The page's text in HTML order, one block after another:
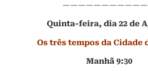
Quinta-feira, dia 22 de
Os três tempos da Cidade
Manhã 9:30